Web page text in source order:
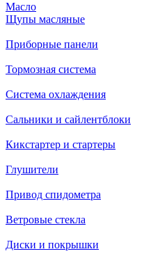
Масло
Щупы масляные
Приборные панели
Тормозная система
Система охлаждения
Сальники и сайлентблоки
Кикстартер и стартеры
Глушители
Привод спидометра
Ветровые стекла
Диски и покрышки